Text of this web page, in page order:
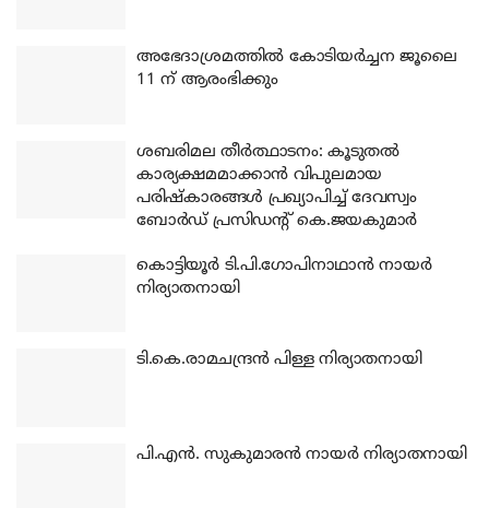
അഭേദാശ്രമത്തില്‍ കോടിയര്‍ച്ചന ജൂലൈ
11 ന് ആരംഭിക്കും
ശബരിമല തീര്‍ത്ഥാടനം: കൂടുതല്‍
കാര്യക്ഷമമാക്കാന്‍ വിപുലമായ
പരിഷ്‌കാരങ്ങള്‍ പ്രഖ്യാപിച്ച് ദേവസ്വം
ബോര്‍ഡ് പ്രസിഡന്റ് കെ.ജയകുമാര്‍
കൊട്ടിയൂര്‍ ടി.പി.ഗോപിനാഥാന്‍ നായര്‍
നിര്യാതനായി
ടി.കെ.രാമചന്ദ്രന്‍ പിള്ള നിര്യാതനായി
പി.എന്‍. സുകുമാരന്‍ നായര്‍ നിര്യാതനായി